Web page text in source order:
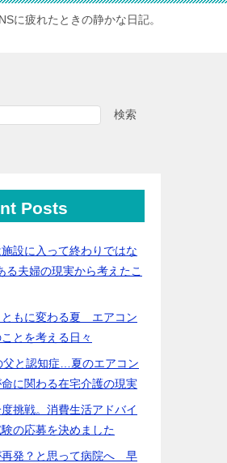
に疲れたときの静かな日記。
検索
Posts
設に入って終わりではな
る夫婦の現実から考えたこ
ともに変わる夏 エアコン
とを考える日々
父と認知症…夏のエアコン
に関わる在宅介護の現実
挑戦。消費生活アドバイ
の応募を決めました
再発？と思って病院へ 早